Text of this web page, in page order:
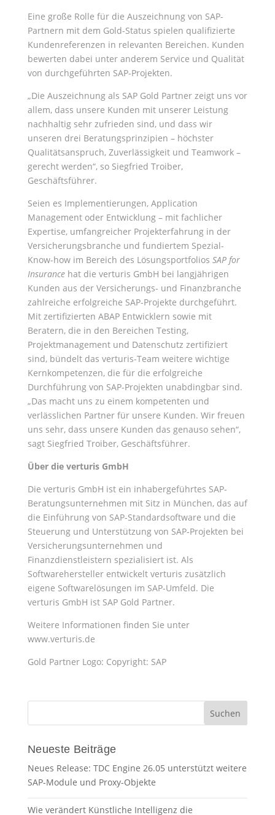
Eine große Rolle für die Auszeichnung von SAP-
Partnern mit dem Gold-Status spielen qualifizierte
Kundenreferenzen in relevanten Bereichen. Kunden
bewerten dabei unter anderem Service und Qualität
von durchgeführten SAP-Projekten.
„Die Auszeichnung als SAP Gold Partner zeigt uns vor
allem, dass unsere Kunden mit unserer Leistung
nachhaltig sehr zufrieden sind, und dass wir
unseren drei Beratungsprinzipien – höchster
Qualitätsanspruch, Zuverlässigkeit und Teamwork –
gerecht werden“, so Siegfried Troiber,
Geschäftsführer.
Seien es Implementierungen, Application
Management oder Entwicklung – mit fachlicher
Expertise, umfangreicher Projekterfahrung in der
Versicherungsbranche und fundiertem Spezial-
Know-how im Bereich des Lösungsportfolios SAP for
Insurancehat die verturis GmbH bei langjährigen
Kunden aus der Versicherungs- und Finanzbranche
zahlreiche erfolgreiche SAP-Projekte durchgeführt.
Mit zertifizierten ABAP Entwicklern sowie mit
Beratern, die in den Bereichen Testing,
Projektmanagement und Datenschutz zertifiziert
sind, bündelt das verturis-Team weitere wichtige
Kernkompetenzen, die für die erfolgreiche
Durchführung von SAP-Projekten unabdingbar sind.
„Das macht uns zu einem kompetenten und
verlässlichen Partner für unsere Kunden. Wir freuen
uns sehr, dass unsere Kunden das genauso sehen“,
sagt Siegfried Troiber, Geschäftsführer.
Über die verturis GmbH
Die verturis GmbH ist ein inhabergeführtes SAP-
Beratungsunternehmen mit Sitz in München, das auf
die Einführung von SAP-Standardsoftware und die
Steuerung und Unterstützung von SAP-Projekten bei
Versicherungsunternehmen und
Finanzdienstleistern spezialisiert ist. Als
Softwarehersteller entwickelt verturis zusätzlich
eigene Softwarelösungen im SAP-Umfeld. Die
verturis GmbH ist SAP Gold Partner.
Weitere Informationen finden Sie unter
www.verturis.de
Gold Partner Logo: Copyright: SAP
Neueste Beiträge
Neues Release: TDC Engine 26.05 unterstützt weitere
SAP-Module und Proxy-Objekte
Wie verändert Künstliche Intelligenz die